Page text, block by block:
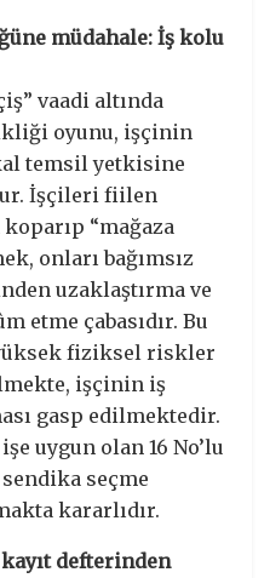
müdahale: İş kolu
vaadi altında
oyunu, işçinin
temsil yetkisine
İşçileri fiilen
“mağaza
onları bağımsız
uzaklaştırma ve
etme çabasıdır. Bu
fiziksel riskler
işçinin iş
gasp edilmektedir.
uygun olan 16 No’lu
seçme
kararlıdır.
defterinden